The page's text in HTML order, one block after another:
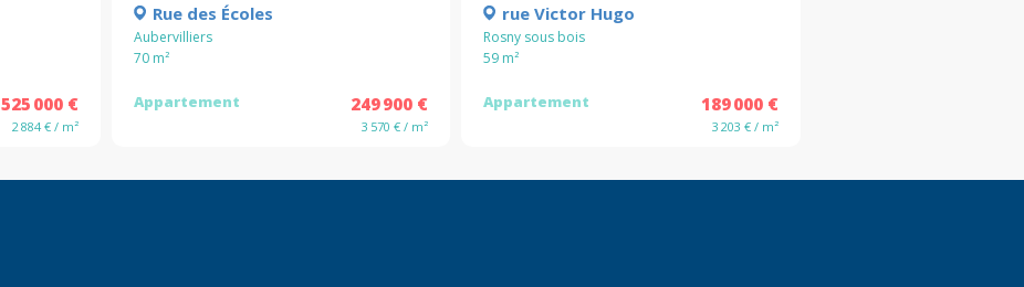
525 000 €
2 884 € / m²
Rue des Écoles
Aubervilliers
70m²
Appartement 249 900 €
3 570 € / m²
rue Victor Hugo
Rosny sous bois
59 m²
Appartement 189 000 €
3 203 € / m²